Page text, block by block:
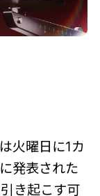
火曜日に1カ
発表された
き起こす可